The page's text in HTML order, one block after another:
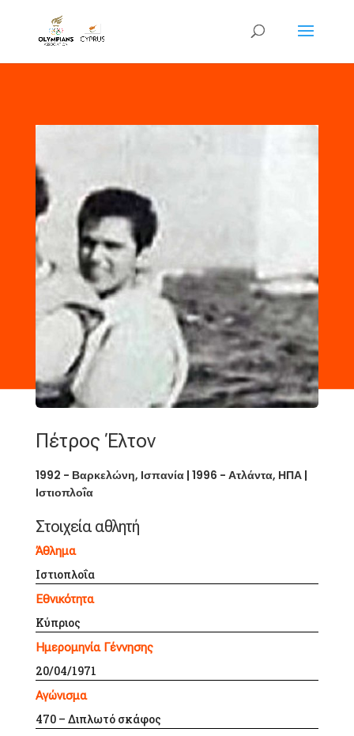
Πέτρος Έλτον
1992 - Βαρκελώνη, Ισπανία| 1996 - Ατλάντα, ΗΠΑ|
Ιστιοπλοΐα
Στοιχεία αθλητή
Άθλημα
Ιστιοπλοΐα
Εθνικότητα
Κύπριος
Ημερομηνία Γέννησης
20/04/1971
Αγώνισμα
470 – Διπλωτό σκάφος